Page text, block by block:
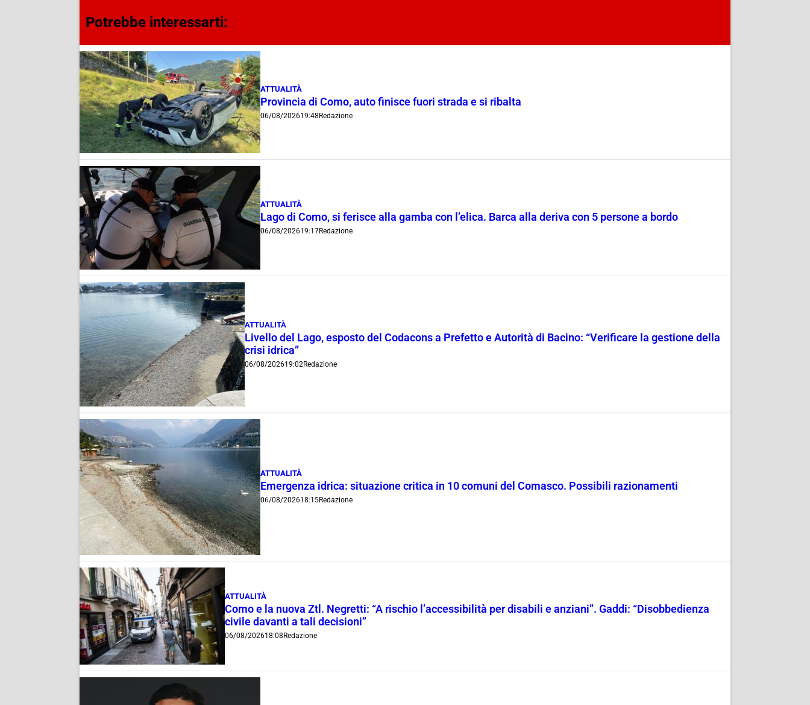
Potrebbe interessarti:
ATTUALITÀ
Provincia di Como, auto finisce fuori strada e si ribalta
06/08/202619:48 Redazione
ATTUALITÀ
Lago di Como, si ferisce alla gamba con l’elica. Barca alla deriva con 5 persone a bordo
06/08/202619:17Redazione
ATTUALITÀ
Livello del Lago, esposto del Codacons a Prefetto e Autorità di Bacino: “Verificare la gestione della
crisi idrica”
06/08/202619:02Redazione
ATTUALITÀ
Emergenza idrica: situazione critica in 10 comuni del Comasco. Possibili razionamenti
06/08/202618:15Redazione
ATTUALITÀ
Como e la nuova Ztl. Negretti: “A rischio l’accessibilità per disabili e anziani”. Gaddi: “Disobbedienza
civile davanti a tali decisioni”
06/08/202618:08Redazione